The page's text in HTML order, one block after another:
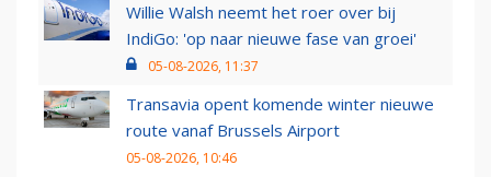
Willie Walsh neemt het roer over bij
IndiGo: 'op naar nieuwe fase van groei'
05-08-2026, 11:37
Transavia opent komende winter nieuwe
route vanaf Brussels Airport
05-08-2026, 10:46